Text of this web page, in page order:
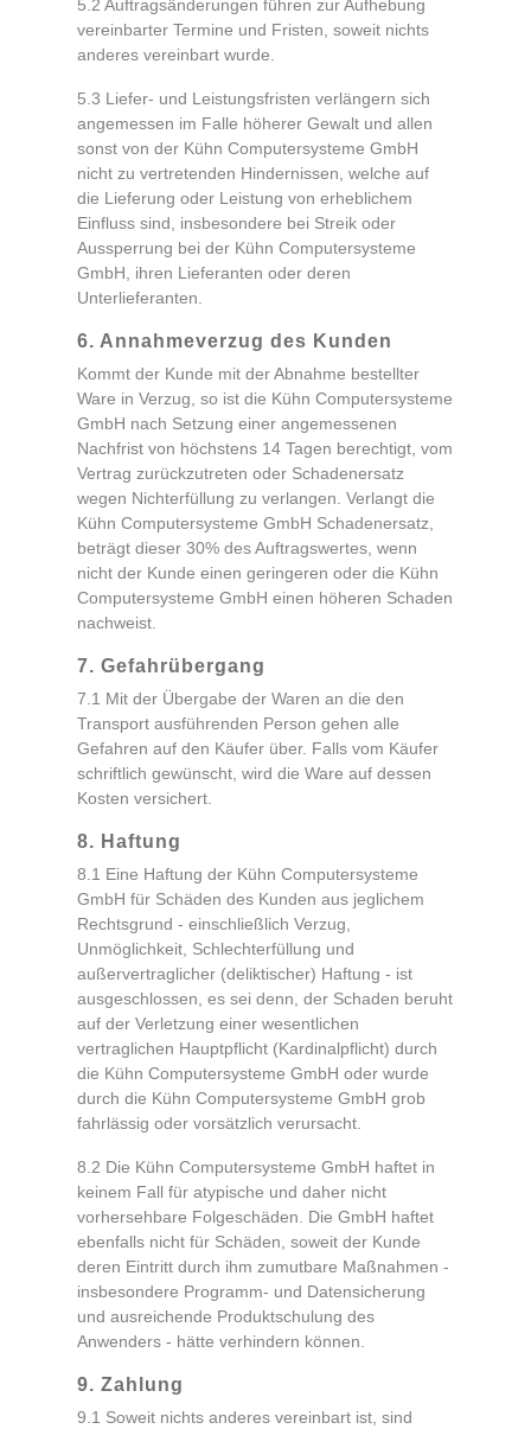
5.2 Auftragsänderungen führen zur Aufhebung
vereinbarter Termine und Fristen, soweit nichts
anderes vereinbart wurde.
5.3 Liefer- und Leistungsfristen verlängern sich
angemessen im Falle höherer Gewalt und allen
sonst von der Kühn Computersysteme GmbH
nicht zu vertretenden Hindernissen, welche auf
die Lieferung oder Leistung von erheblichem
Einfluss sind, insbesondere bei Streik oder
Aussperrung bei der Kühn Computersysteme
GmbH, ihren Lieferanten oder deren
Unterlieferanten.
6. Annahmeverzug des Kunden
Kommt der Kunde mit der Abnahme bestellter
Ware in Verzug, so ist die Kühn Computersysteme
GmbH nach Setzung einer angemessenen
Nachfrist von höchstens 14 Tagen berechtigt, vom
Vertrag zurückzutreten oder Schadenersatz
wegen Nichterfüllung zu verlangen. Verlangt die
Kühn Computersysteme GmbH Schadenersatz,
beträgt dieser 30% des Auftragswertes, wenn
nicht der Kunde einen geringeren oder die Kühn
Computersysteme GmbH einen höheren Schaden
nachweist.
7. Gefahrübergang
7.1 Mit der Übergabe der Waren an die den
Transport ausführenden Person gehen alle
Gefahren auf den Käufer über. Falls vom Käufer
schriftlich gewünscht, wird die Ware auf dessen
Kosten versichert.
8. Haftung
8.1 Eine Haftung der Kühn Computersysteme
GmbH für Schäden des Kunden aus jeglichem
Rechtsgrund - einschließlich Verzug,
Unmöglichkeit, Schlechterfüllung und
außervertraglicher (deliktischer) Haftung - ist
ausgeschlossen, es sei denn, der Schaden beruht
auf der Verletzung einer wesentlichen
vertraglichen Hauptpflicht (Kardinalpflicht) durch
die Kühn Computersysteme GmbH oder wurde
durch die Kühn Computersysteme GmbH grob
fahrlässig oder vorsätzlich verursacht.
8.2 Die Kühn Computersysteme GmbH haftet in
keinem Fall für atypische und daher nicht
vorhersehbare Folgeschäden. Die GmbH haftet
ebenfalls nicht für Schäden, soweit der Kunde
deren Eintritt durch ihm zumutbare Maßnahmen -
insbesondere Programm- und Datensicherung
und ausreichende Produktschulung des
Anwenders - hätte verhindern können.
9. Zahlung
9.1 Soweit nichts anderes vereinbart ist, sind